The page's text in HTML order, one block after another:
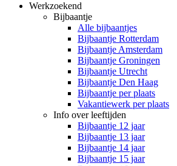
Werkzoekend
Bijbaantje
Alle bijbaantjes
Bijbaantje Rotterdam
Bijbaantje Amsterdam
Bijbaantje Groningen
Bijbaantje Utrecht
Bijbaantje Den Haag
Bijbaantje per plaats
Vakantiewerk per plaats
Info over leeftijden
Bijbaantje 12 jaar
Bijbaantje 13 jaar
Bijbaantje 14 jaar
Bijbaantje 15 jaar